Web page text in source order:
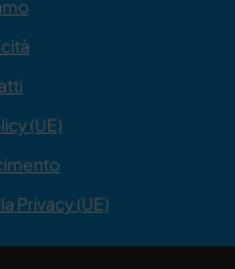
(UE)
Privacy (UE)